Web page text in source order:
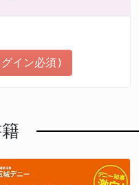
イン必須)